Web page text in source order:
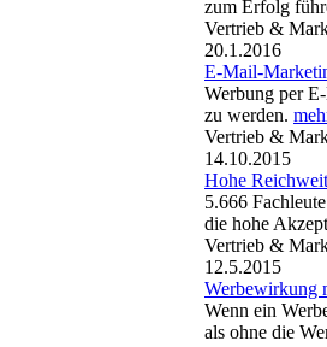
zum Erfolg
Vertrieb &
20.1.2016
E-Mail-
Werbung per
zu werden.
Vertrieb &
14.10.2015
Hohe
5.666
die hohe
Vertrieb &
12.5.2015
Werbewirkung
Wenn ein
als ohne die